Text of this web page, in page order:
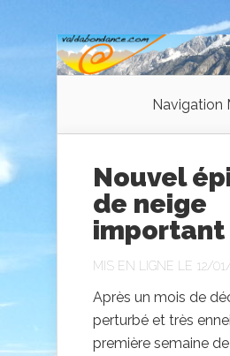
Navigation
Nouvel
de neige
important
MIS EN LIGNE LE 12/
Après un mois de
perturbé et très
première semaine